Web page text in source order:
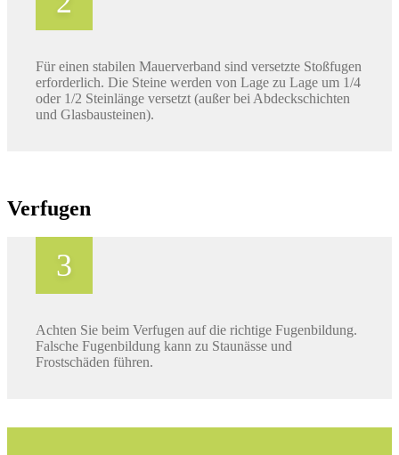
Für einen stabilen Mauerverband sind versetzte Stoßfugen
erforderlich. Die Steine werden von Lage zu Lage um 1/4
oder 1/2 Steinlänge versetzt (außer bei Abdeckschichten
und Glasbausteinen).
Verfugen
Achten Sie beim Verfugen auf die richtige Fugenbildung.
Falsche Fugenbildung kann zu Staunässe und
Frostschäden führen.